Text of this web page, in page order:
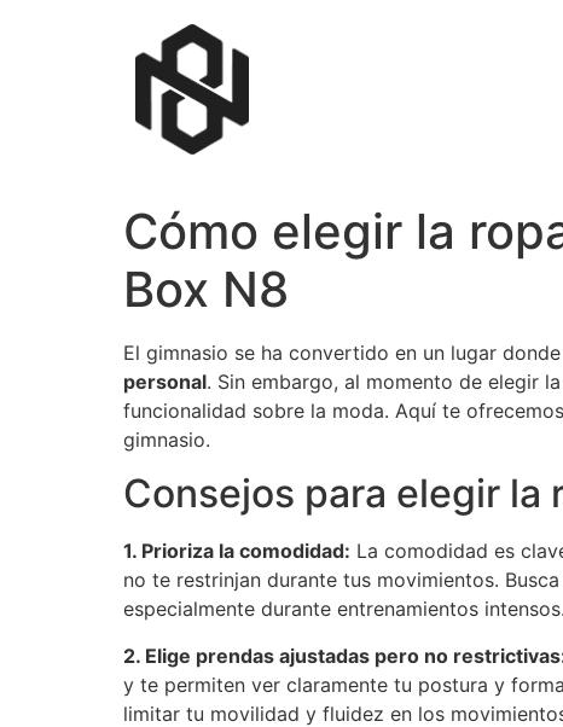
Cómo elegir la
Box N8
El gimnasio se ha convertido en un lugar donde
personal. Sin embargo, al momento de elegir
funcionalidad sobre la moda. Aquí te
gimnasio.
Consejos para elegir la
1. Prioriza la comodidad: La comodidad es
no te restrinjan durante tus movimientos.
especialmente durante entrenamientos intensos.
2. Elige prendas ajustadas pero no
y te permiten ver claramente tu postura y
limitar tu movilidad y fluidez en los